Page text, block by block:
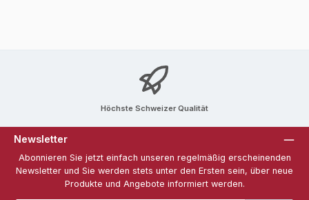
Höchste Schweizer Qualität
Newsletter
Abonnieren Sie jetzt einfach unseren regelmäßig erscheinenden
Newsletter und Sie werden stets unter den Ersten sein, über neue
Produkte und Angebote informiert werden.